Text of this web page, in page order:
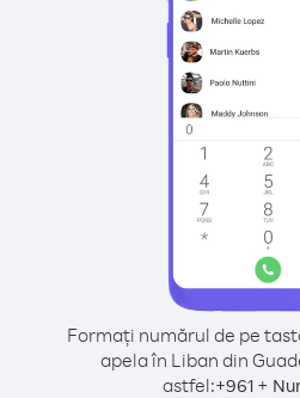
Formați numărul de pe
apela în Liban din
astfel:+961 +